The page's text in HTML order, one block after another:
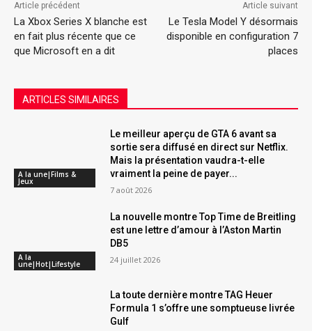
Article précédent
La Xbox Series X blanche est
en fait plus récente que ce
que Microsoft en a dit
Article suivant
Le Tesla Model Y désormais
disponible en configuration 7
places
ARTICLES SIMILAIRES
A la une|Films &
Jeux
Le meilleur aperçu de GTA 6 avant sa
sortie sera diffusé en direct sur Netflix.
Mais la présentation vaudra-t-elle
vraiment la peine de payer...
7 août 2026
A la
une|Hot|Lifestyle
La nouvelle montre Top Time de Breitling
est une lettre d’amour à l’Aston Martin
DB5
24 juillet 2026
La toute dernière montre TAG Heuer
Formula 1 s’offre une somptueuse livrée
Gulf